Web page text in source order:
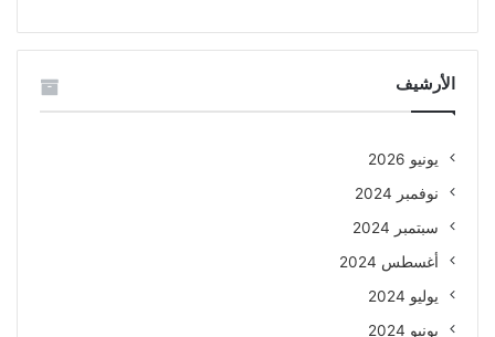
الأرشيف
يونيو 2026
نوفمبر 2024
سبتمبر 2024
أغسطس 2024
يوليو 2024
يونيو 2024